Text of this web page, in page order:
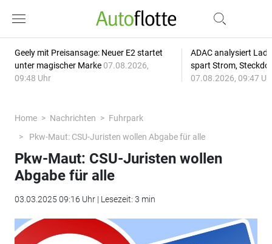
Geely mit Preisansage: Neuer E2 startet
unter magischer Marke 07.08.2026,
09:48 Uhr
ADAC analysiert
spart Strom,
07.08.2026, 09:47
Home Nachrichten
Fuhrpark
Pkw-Maut: CSU-Juristen wollen Abgabe für alle
Pkw-Maut: CSU-Juristen wollen
Abgabe für alle
03.03.2025 09:16 Uhr | Lesezeit: 3 min